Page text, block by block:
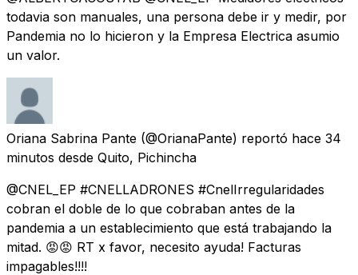
todavia son manuales, una persona debe ir y medir, por
Pandemia no lo hicieron y la Empresa Electrica asumio
un valor.
Oriana Sabrina Pante (@OrianaPante) reportó hace 34
minutos desde Quito, Pichincha
@CNEL_EP #CNELLADRONES #CnelIrregularidades
cobran el doble de lo que cobraban antes de la
pandemia a un establecimiento que está trabajando la
mitad. 😡😡 RT x favor, necesito ayuda! Facturas
impagables!!!!